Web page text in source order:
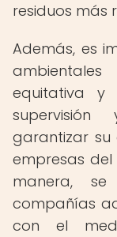
residuos más
Además, es
equitativa y
garantizar
empresas
manera,
compañías
con el